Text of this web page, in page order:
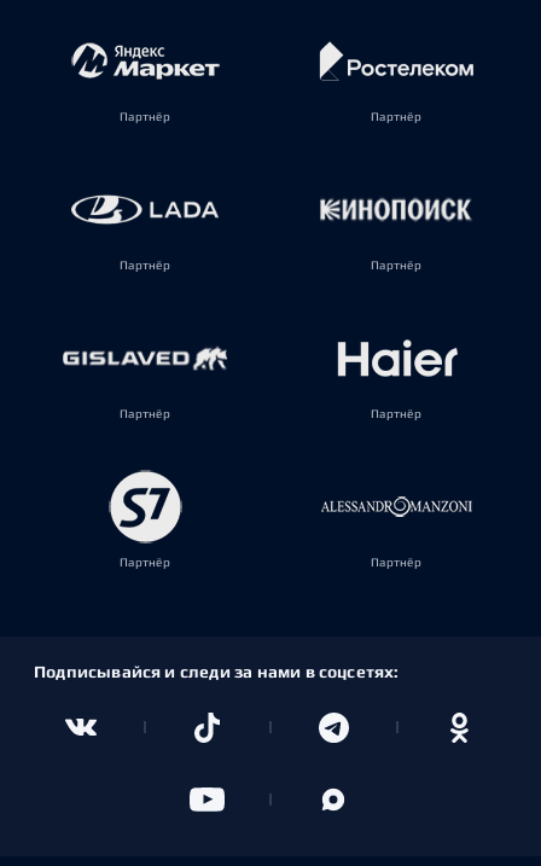
Партнёр Партнёр
Партнёр Партнёр
Партнёр Партнёр
Партнёр Партнёр
Подписывайся и следи за нами в соцсетях: